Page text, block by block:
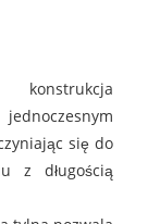
konstrukcja
się do
z długością